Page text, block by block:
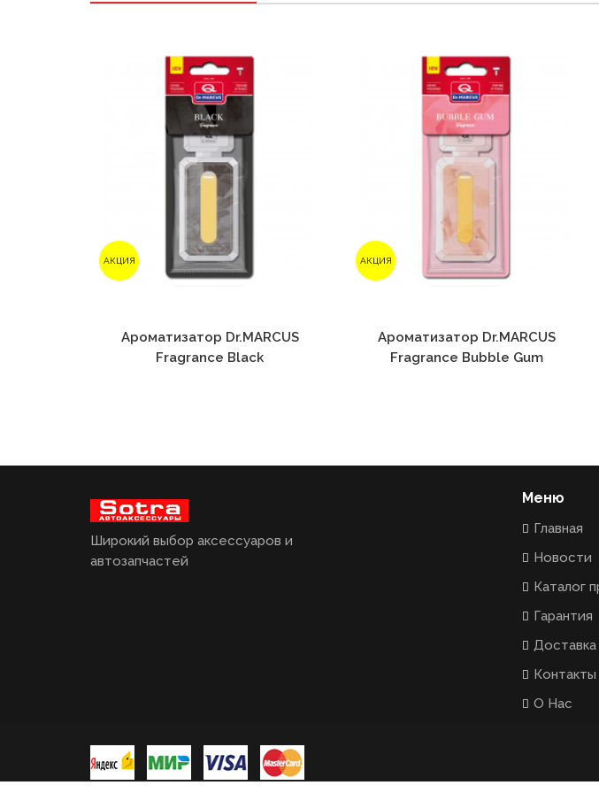
АКЦИЯ
Ароматизатор Dr.MARCUS
Fragrance Black
АКЦИЯ
Ароматизатор Dr.MARCUS
Fragrance Bubble Gum
Широкий выбор аксессуаров и
автозапчастей
Меню
Главная
Новости
Каталог
Гарантия
Контакты
О Нас